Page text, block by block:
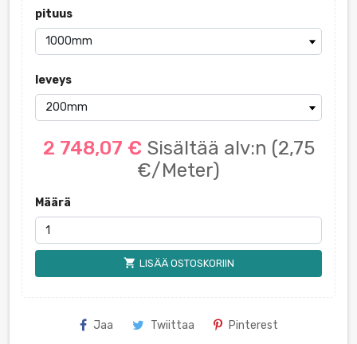
pituus
leveys
2 748,07 € Sisältää alv:n (2,75
€/Meter)
Määrä
shopping_cart LISÄÄ OSTOSKORIIN
Jaa Twiittaa Pinterest